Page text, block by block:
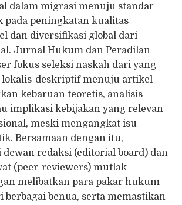
dalam migrasi menuju standar
pada peningkatan kualitas
dan diversifikasi global dari
Jurnal Hukum dan Peradilan
fokus seleksi naskah dari yang
lokalis-deskriptif menuju artikel
kebaruan teoretis, analisis
implikasi kebijakan yang relevan
meski mengangkat isu
Bersamaan dengan itu,
redaksi (editorial board) dan
(peer-reviewers) mutlak
melibatkan para pakar hukum
benua, serta memastikan